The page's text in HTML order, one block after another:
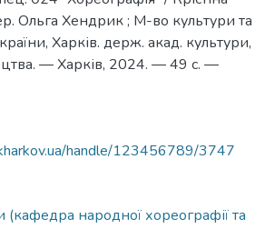
Ольга Хендрик ; М-во культури та
Харків. держ. акад. культури,
— Харків, 2024. — 49 с. —
handle/123456789/3747
(кафедра народної хореографії та